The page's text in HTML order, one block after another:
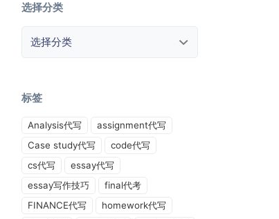
选择分类
标签
Analysis代写
assignment代写
Case study代写
code代写
cs代写
essay代写
essay写作技巧
final代考
FINANCE代写
homework代写